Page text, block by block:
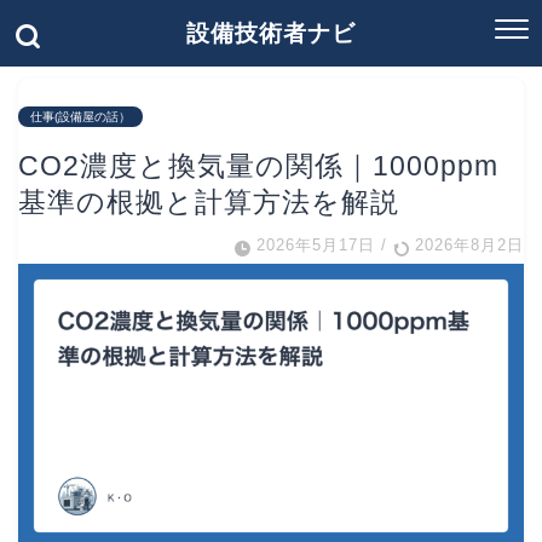
設備技術者ナビ
仕事(設備屋の話）
CO2濃度と換気量の関係｜1000ppm
基準の根拠と計算方法を解説
2026年5月17日 / 2026年8月2日